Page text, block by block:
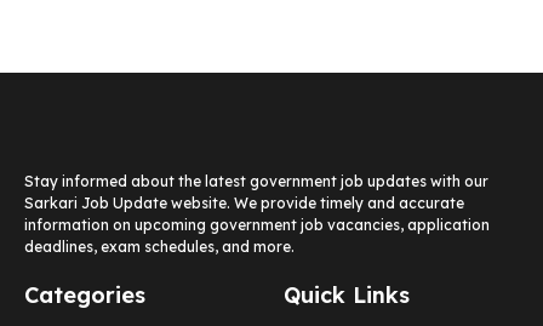
Stay informed about the latest government job updates with our
Sarkari Job Update website. We provide timely and accurate
information on upcoming government job vacancies, application
deadlines, exam schedules, and more.
Categories Quick Links